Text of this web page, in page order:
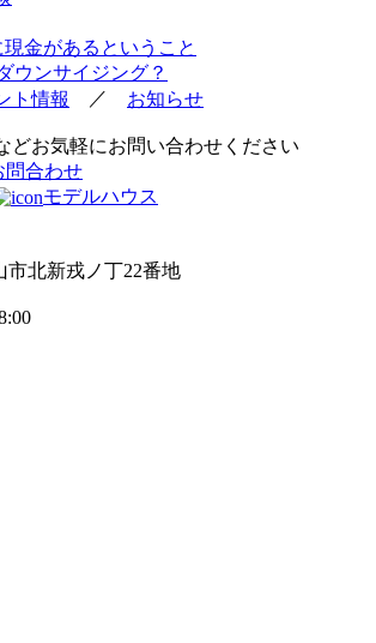
金があるということ
ウンサイジング？
ト情報 ／ お知らせ
どお気軽にお問い合わせください
問合わせ
モデルハウス
北新戎ノ丁22番地